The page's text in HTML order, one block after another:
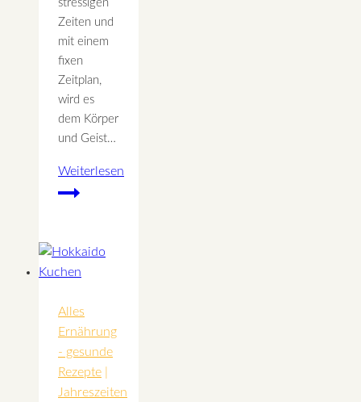
stressigen
Zeiten und
mit einem
fixen
Zeitplan,
wird es
dem Körper
und Geist…
Weiterlesen
Faulenzertag
Alles
Ernährung
- gesunde
Rezepte
Jahreszeiten